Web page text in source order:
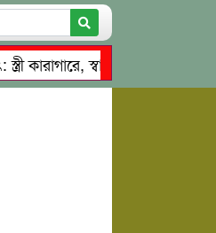
স্বামী পলাতক
নগরীতে কোটি টাকার